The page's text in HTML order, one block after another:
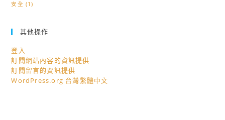
安全 (1)
其他操作
登入
訂閱網站內容的資訊提供
訂閱留言的資訊提供
WordPress.org 台灣繁體中文